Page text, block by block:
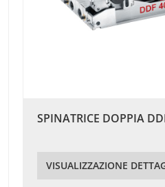
SPINATRICE DOPPIA
VISUALIZZAZIONE